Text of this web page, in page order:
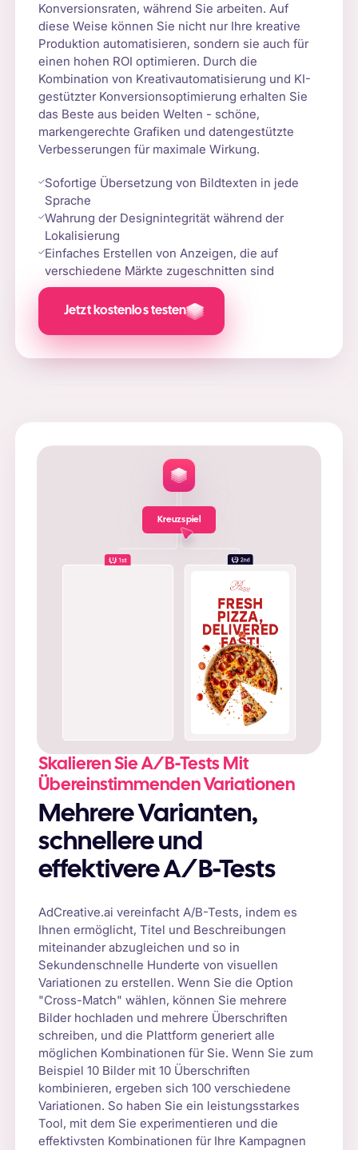
Konversionsraten, während Sie arbeiten. Auf
diese Weise können Sie nicht nur Ihre kreative
Produktion automatisieren, sondern sie auch für
einen hohen ROI optimieren. Durch die
Kombination von Kreativautomatisierung und KI-
gestützter Konversionsoptimierung erhalten Sie
das Beste aus beiden Welten - schöne,
markengerechte Grafiken und datengestützte
Verbesserungen für maximale Wirkung.
Sofortige Übersetzung von Bildtexten in jede
Sprache
Wahrung der Designintegrität während der
Lokalisierung
Einfaches Erstellen von Anzeigen, die auf
verschiedene Märkte zugeschnitten sind
Jetzt kostenlos testen
Skalieren Sie A/B-Tests Mit
Übereinstimmenden Variationen
Mehrere Varianten,
schnellere und
effektivere A/B-Tests
AdCreative.ai vereinfacht A/B-Tests, indem es
Ihnen ermöglicht, Titel und Beschreibungen
miteinander abzugleichen und so in
Sekundenschnelle Hunderte von visuellen
Variationen zu erstellen. Wenn Sie die Option
"Cross-Match" wählen, können Sie mehrere
Bilder hochladen und mehrere Überschriften
schreiben, und die Plattform generiert alle
möglichen Kombinationen für Sie. Wenn Sie zum
Beispiel 10 Bilder mit 10 Überschriften
kombinieren, ergeben sich 100 verschiedene
Variationen. So haben Sie ein leistungsstarkes
Tool, mit dem Sie experimentieren und die
effektivsten Kombinationen für Ihre Kampagnen
Kreuzspiel
1 2